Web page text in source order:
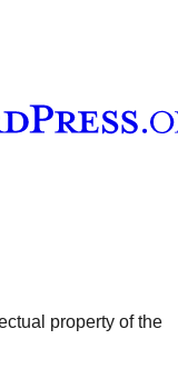
property of the